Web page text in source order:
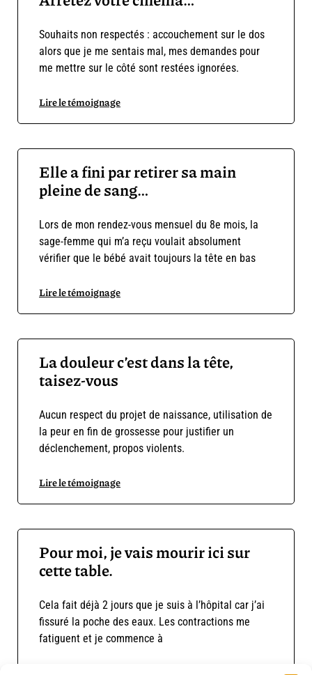
Souhaits non respectés : accouchement sur le dos
alors que je me sentais mal, mes demandes pour
me mettre sur le côté sont restées ignorées.
Lire le témoignage
Elle a fini par retirer sa main
pleine de sang…
Lors de mon rendez-vous mensuel du 8e mois, la
sage-femme qui m’a reçu voulait absolument
vérifier que le bébé avait toujours la tête en bas
Lire le témoignage
La douleur c’est dans la tête,
taisez-vous
Aucun respect du projet de naissance, utilisation de
la peur en fin de grossesse pour justifier un
déclenchement, propos violents.
Lire le témoignage
Pour moi, je vais mourir ici sur
cette table.
Cela fait déjà 2 jours que je suis à l’hôpital car j’ai
fissuré la poche des eaux. Les contractions me
fatiguent et je commence à